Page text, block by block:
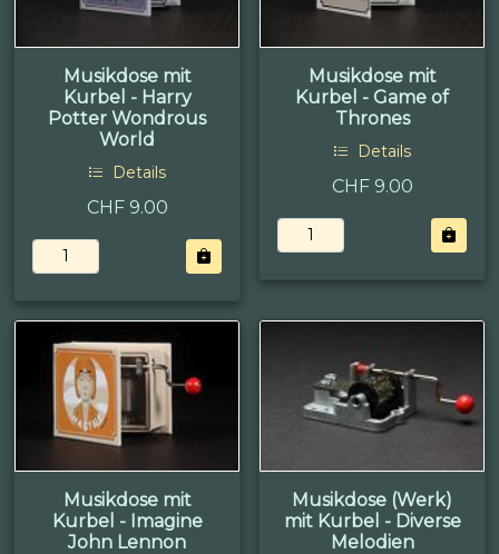
Musikdose mit
Kurbel - Harry
Potter Wondrous
World
Details
CHF 9.00
Musikdose mit
Kurbel - Game of
Thrones
Details
CHF 9.00
Musikdose mit
Kurbel - Imagine
John Lennon
Musikdose (Werk)
mit Kurbel - Diverse
Melodien